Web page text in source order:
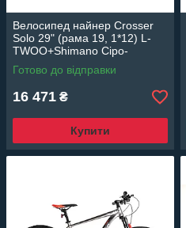
Велосипед найнер Crosser
Solo 29" (рама 19, 1*12) L-
TWOO+Shimano Сіро-
червоний
Готово до відправки
16 471 ₴
Купити